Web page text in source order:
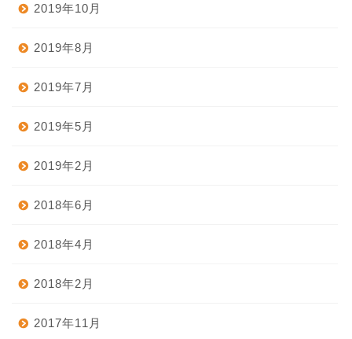
2019年10月
2019年8月
2019年7月
2019年5月
2019年2月
2018年6月
2018年4月
2018年2月
2017年11月